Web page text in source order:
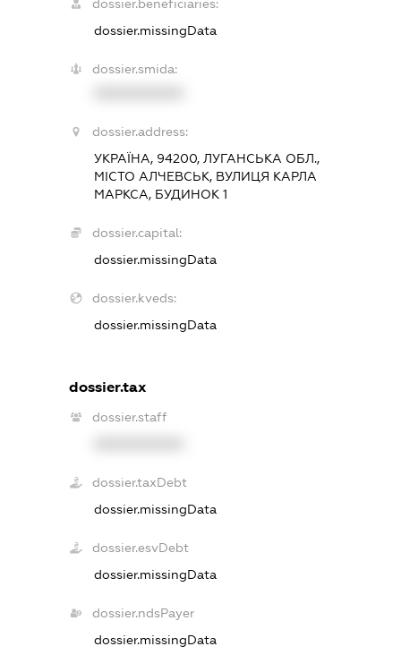
dossier.beneficiaries:
dossier.missingData
dossier.smida:
dossier.address:
УКРАЇНА, 94200, ЛУГАНСЬКА ОБЛ.,
МІСТО АЛЧЕВСЬК, ВУЛИЦЯ КАРЛА
МАРКСА, БУДИНОК 1
dossier.capital:
dossier.missingData
dossier.kveds:
dossier.missingData
dossier.tax
dossier.staff
dossier.taxDebt
dossier.missingData
dossier.esvDebt
dossier.missingData
dossier.ndsPayer
dossier.missingData